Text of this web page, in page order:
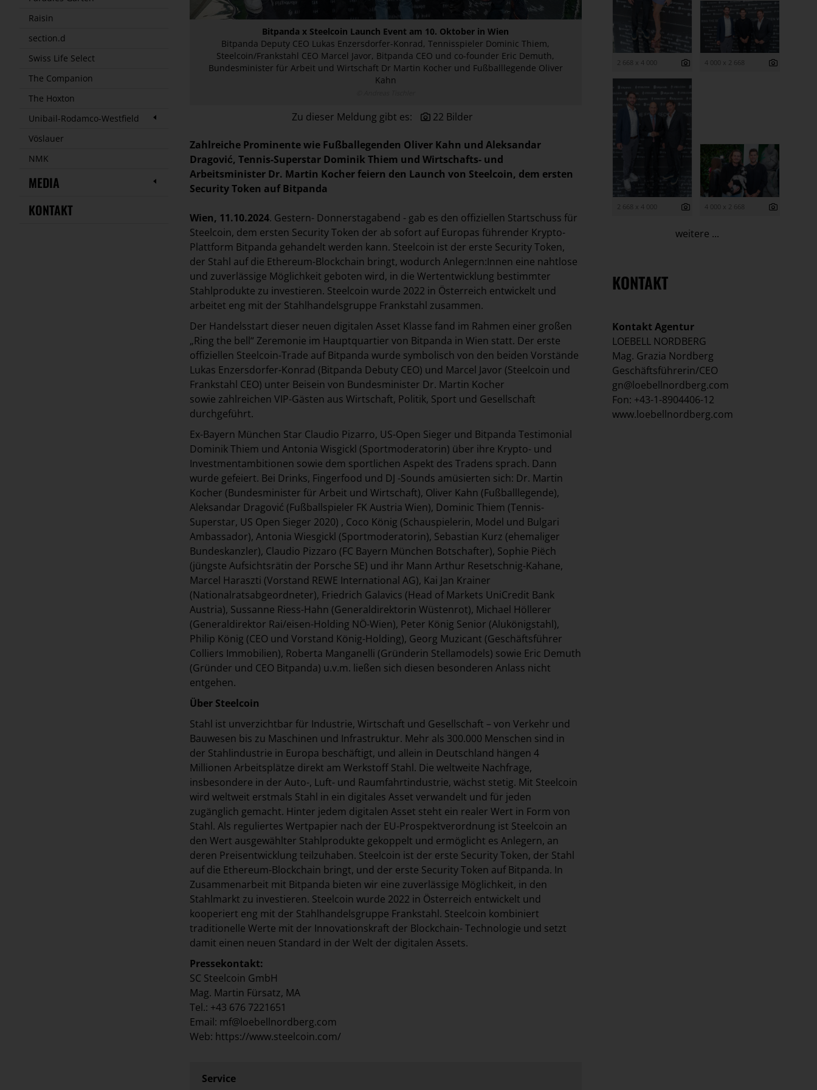
Raisin
section.d
Swiss Life Select
The Companion
The Hoxton
Unibail-Rodamco-Westfield
Vöslauer
NMK
MEDIA
KONTAKT
Bitpanda x Steelcoin Launch Event am 10. Oktober in Wien
Bitpanda Deputy CEO Lukas Enzersdorfer-Konrad, Tennisspieler Dominic Thiem,
Steelcoin/Frankstahl CEO Marcel Javor, Bitpanda CEO und co-founder Eric Demuth,
Bundesminister für Arbeit und Wirtschaft Dr Martin Kocher und Fußballlegende Oliver
Kahn
Zu dieser Meldung gibt es: 22 Bilder
Zahlreiche Prominente wie Fußballegenden Oliver Kahn und Aleksandar
Dragović, Tennis-Superstar Dominik Thiem und Wirtschafts- und
Arbeitsminister Dr. Martin Kocher feiern den Launch von Steelcoin, dem ersten
Security Token auf Bitpanda
Wien, 11.10.2024. Gestern- Donnerstagabend - gab es den offiziellen Startschuss für
Steelcoin, dem ersten Security Token der ab sofort auf Europas führender Krypto-
Plattform Bitpanda gehandelt werden kann. Steelcoin ist der erste Security Token,
der Stahl auf die Ethereum-Blockchain bringt, wodurch Anlegern:Innen eine nahtlose
und zuverlässige Möglichkeit geboten wird, in die Wertentwicklung bestimmter
Stahlprodukte zu investieren. Steelcoin wurde 2022 in Österreich entwickelt und
arbeitet eng mit der Stahlhandelsgruppe Frankstahl zusammen.
Der Handelsstart dieser neuen digitalen Asset Klasse fand im Rahmen einer großen
„Ring the bell“ Zeremonie im Hauptquartier von Bitpanda in Wien statt. Der erste
offiziellen Steelcoin-Trade auf Bitpanda wurde symbolisch von den beiden Vorstände
Lukas Enzersdorfer-Konrad (Bitpanda Debuty CEO) und Marcel Javor (Steelcoin und
Frankstahl CEO) unter Beisein von Bundesminister Dr. Martin Kocher
sowie zahlreichen VIP-Gästen aus Wirtschaft, Politik, Sport und Gesellschaft
durchgeführt.
Ex-Bayern München Star Claudio Pizarro, US-Open Sieger und Bitpanda Testimonial
Dominik Thiem und Antonia Wisgickl (Sportmoderatorin) über ihre Krypto- und
Investmentambitionen sowie dem sportlichen Aspekt des Tradens sprach. Dann
wurde gefeiert. Bei Drinks, Fingerfood und DJ -Sounds amüsierten sich: Dr. Martin
Kocher (Bundesminister für Arbeit und Wirtschaft), Oliver Kahn (Fußballlegende),
Aleksandar Dragović (Fußballspieler FK Austria Wien), Dominic Thiem (Tennis-
Superstar, US Open Sieger 2020) , Coco König (Schauspielerin, Model und Bulgari
Ambassador), Antonia Wiesgickl (Sportmoderatorin), Sebastian Kurz (ehemaliger
Bundeskanzler), Claudio Pizzaro (FC Bayern München Botschafter), Sophie Piëch
(jüngste Aufsichtsrätin der Porsche SE) und ihr Mann Arthur Resetschnig-Kahane,
Marcel Haraszti (Vorstand REWE International AG), Kai Jan Krainer
(Nationalratsabgeordneter), Friedrich Galavics (Head of Markets UniCredit Bank
Austria), Sussanne Riess-Hahn (Generaldirektorin Wüstenrot), Michael Höllerer
(Generaldirektor Rai/eisen-Holding NÖ-Wien), Peter König Senior (Alukönigstahl),
Philip König (CEO und Vorstand König-Holding), Georg Muzicant (Geschäftsführer
Colliers Immobilien), Roberta Manganelli (Gründerin Stellamodels) sowie Eric Demuth
(Gründer und CEO Bitpanda) u.v.m. ließen sich diesen besonderen Anlass nicht
entgehen.
Über Steelcoin
Stahl ist unverzichtbar für Industrie, Wirtschaft und Gesellschaft – von Verkehr und
Bauwesen bis zu Maschinen und Infrastruktur. Mehr als 300.000 Menschen sind in
der Stahlindustrie in Europa beschäftigt, und allein in Deutschland hängen 4
Millionen Arbeitsplätze direkt am Werkstoff Stahl. Die weltweite Nachfrage,
insbesondere in der Auto-, Luft- und Raumfahrtindustrie, wächst stetig. Mit Steelcoin
wird weltweit erstmals Stahl in ein digitales Asset verwandelt und für jeden
zugänglich gemacht. Hinter jedem digitalen Asset steht ein realer Wert in Form von
Stahl. Als reguliertes Wertpapier nach der EU-Prospektverordnung ist Steelcoin an
den Wert ausgewählter Stahlprodukte gekoppelt und ermöglicht es Anlegern, an
deren Preisentwicklung teilzuhaben. Steelcoin ist der erste Security Token, der Stahl
auf die Ethereum-Blockchain bringt, und der erste Security Token auf Bitpanda. In
Zusammenarbeit mit Bitpanda bieten wir eine zuverlässige Möglichkeit, in den
Stahlmarkt zu investieren. Steelcoin wurde 2022 in Österreich entwickelt und
kooperiert eng mit der Stahlhandelsgruppe Frankstahl. Steelcoin kombiniert
traditionelle Werte mit der Innovationskraft der Blockchain- Technologie und setzt
damit einen neuen Standard in der Welt der digitalen Assets.
Pressekontakt:
SC Steelcoin GmbH
Mag. Martin Fürsatz, MA
Tel.: +43 676 7221651
Email: mf@loebellnordberg.com
Web: https://www.steelcoin.com/
Service
2 668 x 4 000 4 000 x 2 668
2 668 x 4 000 4 000 x 2 668
weitere ...
KONTAKT
Kontakt Agentur
LOEBELL NORDBERG
Mag. Grazia Nordberg
Geschäftsführerin/CEO
gn@loebellnordberg.com
Fon: +43-1-8904406-12
www.loebellnordberg.com